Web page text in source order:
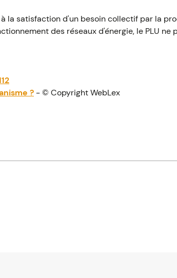
la satisfaction d'un besoin collectif par la
des réseaux d'énergie, le PLU ne
? - © Copyright WebLex